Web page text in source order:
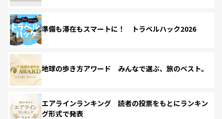
準備も滞在もスマートに！ トラベルハック2026
地球の歩き方アワード みんなで選ぶ、旅のベスト。
エアラインランキング 読者の投票をもとにランキン
グ形式で発表